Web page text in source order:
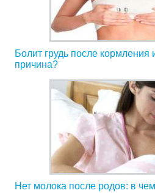
Болит грудь после кормления
причина?
Нет молока после родов: в